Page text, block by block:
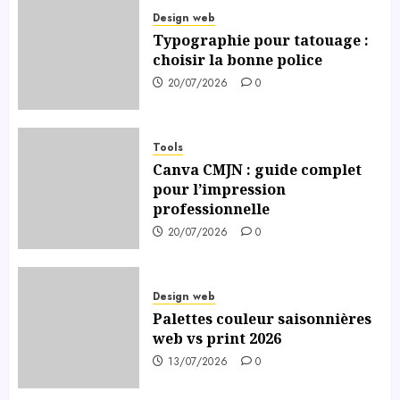
Design web
Typographie pour tatouage :
choisir la bonne police
20/07/2026 0
Tools
Canva CMJN : guide complet
pour l’impression
professionnelle
20/07/2026 0
Design web
Palettes couleur saisonnières
web vs print 2026
13/07/2026 0